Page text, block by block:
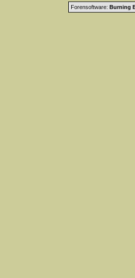
Forensoftware: Burning